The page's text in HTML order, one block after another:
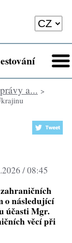
a... >
/ 08:45
o následující
účasti Mgr.
věcí při